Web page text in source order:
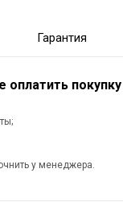
Гарантия
оплатить
у менеджера.